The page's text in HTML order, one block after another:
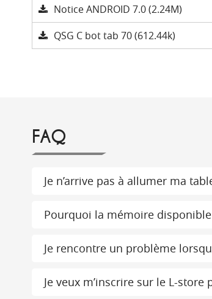
Notice ANDROID 7.0 (2.24M)
QSG C bot tab 70 (612.44k)
FAQ
Je n’arrive pas à allumer ma
Pourquoi la mémoire disponible
Je rencontre un problème
Je veux m’inscrire sur le L-